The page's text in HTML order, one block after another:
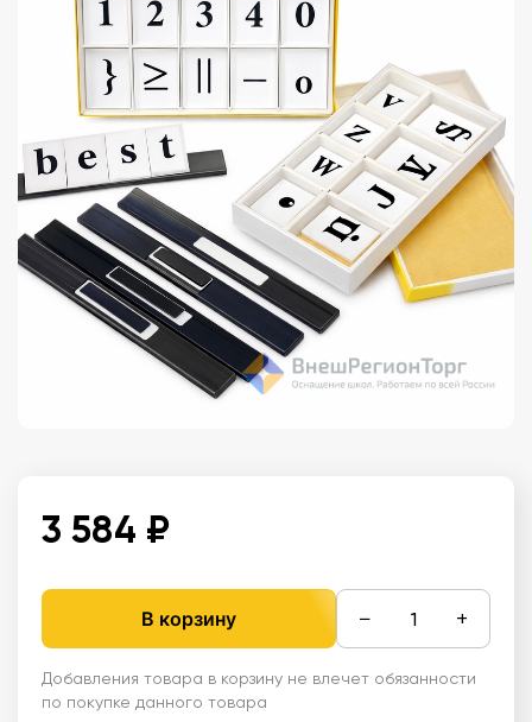
3 584 ₽
В корзину − +
Добавления товара в корзину не влечет обязанности
по покупке данного товара